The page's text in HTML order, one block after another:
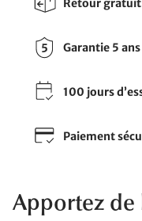
Garantie 5 ans
100 jours
Paiement
Apportez de